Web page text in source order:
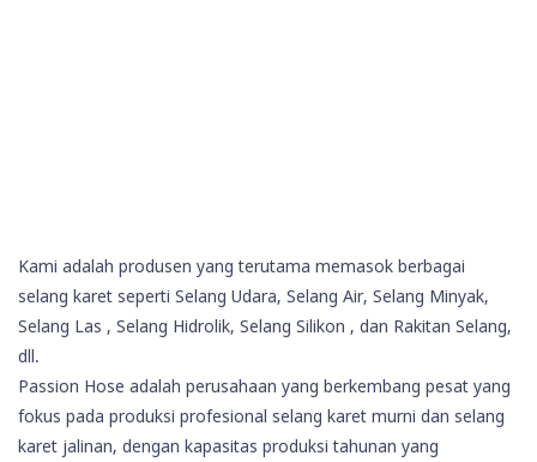
Kami adalah produsen yang terutama memasok berbagai
selang karet seperti Selang Udara, Selang Air, Selang Minyak,
Selang Las , Selang Hidrolik, Selang Silikon , dan Rakitan Selang,
dll.
Passion Hose adalah perusahaan yang berkembang pesat yang
fokus pada produksi profesional selang karet murni dan selang
karet jalinan, dengan kapasitas produksi tahunan yang